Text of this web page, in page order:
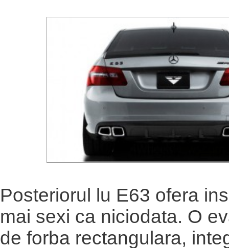
Posteriorul lu E63 ofera
mai sexi ca niciodata. O
de forba rectangulara,